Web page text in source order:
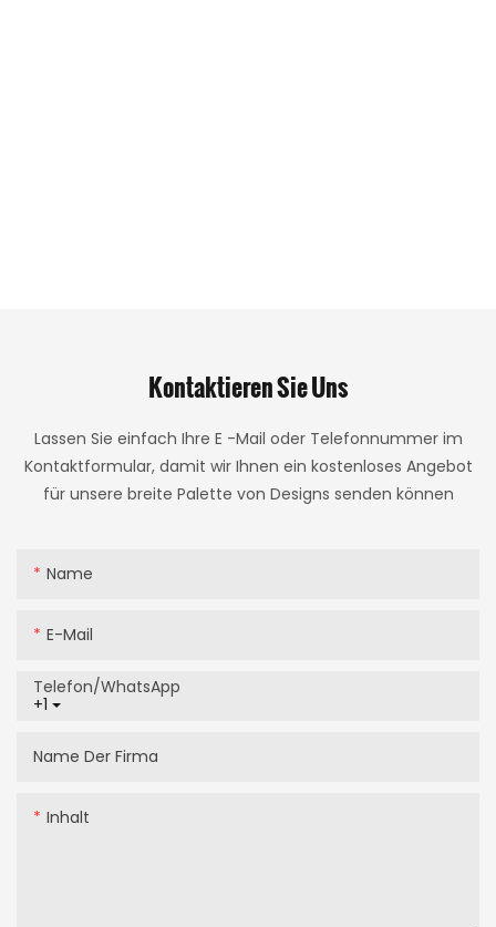
Kontaktieren Sie Uns
Lassen Sie einfach Ihre E -Mail oder Telefonnummer im
Kontaktformular, damit wir Ihnen ein kostenloses Angebot
für unsere breite Palette von Designs senden können
Name
E-Mail
+1
Telefon/WhatsApp
Name Der Firma
Inhalt